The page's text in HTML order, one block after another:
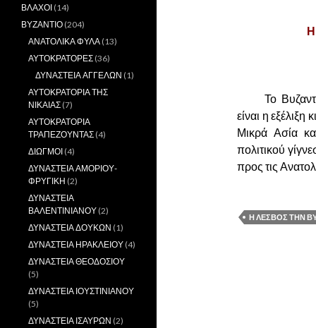
Το
είναι η
Μικρά Ασία
πολιτικού
προς τις
Η ΛΕΣΒΟΣ ΤΗΝ
ΒΛΑΧΟΙ (14)
ΒΥΖΑΝΤΙΟ (204)
ΑΝΑΤΟΛΙΚΑ ΦΥΛΑ (13)
ΑΥΤΟΚΡΑΤΟΡΕΣ (36)
ΔΥΝΑΣΤΕΙΑ ΑΓΓΕΛΩΝ (1)
ΑΥΤΟΚΡΑΤΟΡΙΑ ΤΗΣ
ΝΙΚΑΙΑΣ (7)
ΑΥΤΟΚΡΑΤΟΡΙΑ
ΤΡΑΠΕΖΟΥΝΤΑΣ (4)
ΔΙΩΓΜΟΙ (4)
ΔΥΝΑΣΤΕΙΑ ΑΜΟΡΙΟΥ-
ΦΡΥΓΙΚΗ (2)
ΔΥΝΑΣΤΕΙΑ
ΒΑΛΕΝΤΙΝΙΑΝΟΥ (2)
ΔΥΝΑΣΤΕΙΑ ΔΟΥΚΩΝ (1)
ΔΥΝΑΣΤΕΙΑ ΗΡΑΚΛΕΙΟΥ (4)
ΔΥΝΑΣΤΕΙΑ ΘΕΟΔΟΣΙΟΥ
(5)
ΔΥΝΑΣΤΕΙΑ ΙΟΥΣΤΙΝΙΑΝΟΥ
(5)
ΔΥΝΑΣΤΕΙΑ ΙΣΑΥΡΩΝ (2)